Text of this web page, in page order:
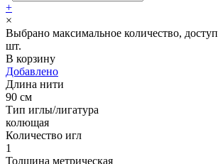
+
×
Выбрано максимальное количество,
шт.
В корзину
Добавлено
Длина нити
90 см
Тип иглы/лигатура
колющая
Количество игл
1
Толщина метрическая